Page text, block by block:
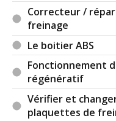
Correcteur /
freinage
Le boitier ABS
Fonctionnement
régénératif
Vérifier et
plaquettes de